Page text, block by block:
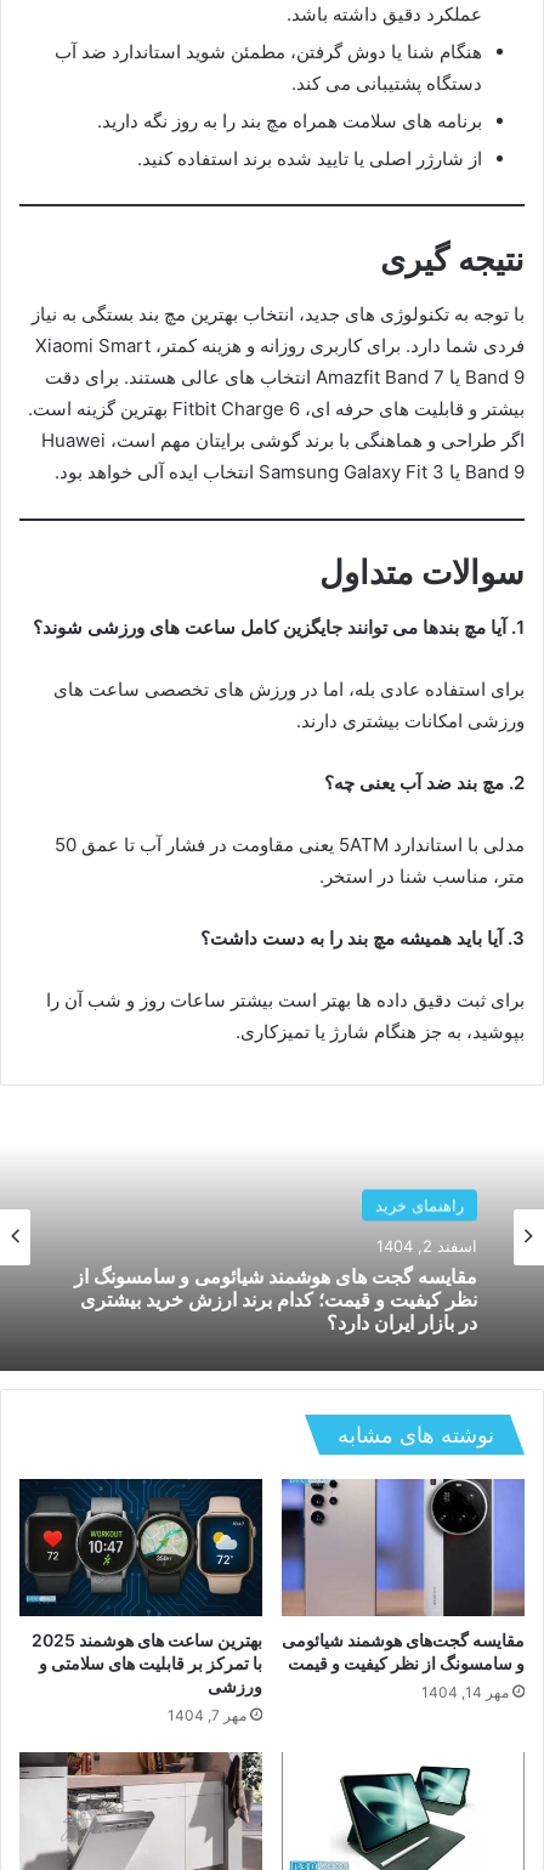
عملکرد دقیق داشته باشد.
هنگام شنا یا دوش گرفتن، مطمئن شوید استاندارد ضد آب
دستگاه پشتیبانی می کند.
برنامه های سلامت همراه مچ بند را به روز نگه دارید.
از شارژر اصلی یا تایید شده برند استفاده کنید.
نتیجه گیری
با توجه به تکنولوژی های جدید، انتخاب بهترین مچ بند بستگی به نیاز
فردی شما دارد. برای کاربری روزانه و هزینه کمتر، Xiaomi Smart
Band 9 یا Amazfit Band 7 انتخاب های عالی هستند. برای دقت
بیشتر و قابلیت های حرفه ای، Fitbit Charge 6 بهترین گزینه است.
اگر طراحی و هماهنگی با برند گوشی برایتان مهم است، Huawei
Band 9 یا Samsung Galaxy Fit 3 انتخاب ایده آلی خواهد بود.
سوالات متداول
1. آیا مچ بندها می توانند جایگزین کامل ساعت های ورزشی شوند؟
برای استفاده عادی بله، اما در ورزش های تخصصی ساعت های
ورزشی امکانات بیشتری دارند.
2. مچ بند ضد آب یعنی چه؟
مدلی با استاندارد 5ATM یعنی مقاومت در فشار آب تا عمق 50
متر، مناسب شنا در استخر.
3. آیا باید همیشه مچ بند را به دست داشت؟
برای ثبت دقیق داده ها بهتر است بیشتر ساعات روز و شب آن را
بپوشید، به جز هنگام شارژ یا تمیزکاری.
اسفند 2, 1404
مقایسه گجت های هوشمند شیائومی و سامسونگ از
نظر کیفیت و قیمت؛ کدام برند ارزش خرید بیشتری
در بازار ایران دارد؟
راهنمای خرید
بهمن 26, 1404
کدام سیستم برای خانه های ایرانی بهتر کار میکند و
چگونه استفاده میشود؟
نوشته های مشابه
مقایسه گجت‌های هوشمند شیائومی
و سامسونگ از نظر کیفیت و قیمت
مهر 14, 1404
بهترین ساعت های هوشمند 2025
با تمرکز بر قابلیت های سلامتی و
ورزشی
مهر 7, 1404